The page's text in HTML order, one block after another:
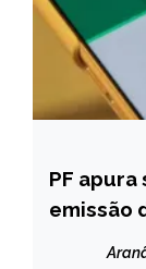
BRASIL
NOTÍCIAS
PF
emissão